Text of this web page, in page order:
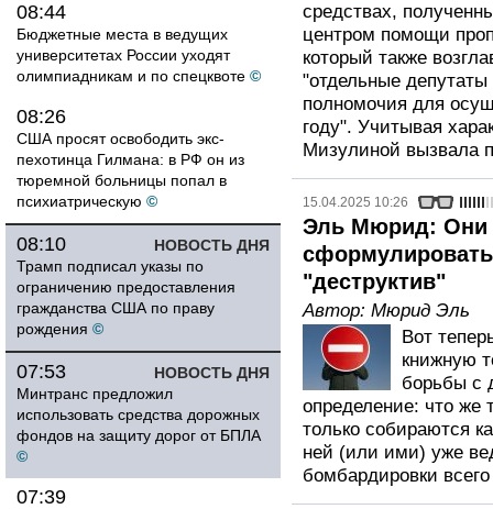
08:44
Бюджетные места в ведущих
университетах России уходят
олимпиадникам и по спецквоте ©
08:26
США просят освободить экс-
пехотинца Гилмана: в РФ он из
тюремной больницы попал в
психиатрическую ©
НОВОСТЬ ДНЯ
08:10
Трамп подписал указы по
ограничению предоставления
гражданства США по праву
рождения ©
НОВОСТЬ ДНЯ
07:53
Минтранс предложил
использовать средства дорожных
фондов на защиту дорог от БПЛА
©
07:39
средствах,
центром помощи
который также
"отдельные
полномочия для
году". Учитывая
Мизулиной вызвала
15.04.2025 10:26
Эль Мюрид: Они
"деструктив"
Автор: Мюрид Эль
Вот
книжную
борьбы с
определение: что же
только собираются
ней (или ими) уже
бомбардировки